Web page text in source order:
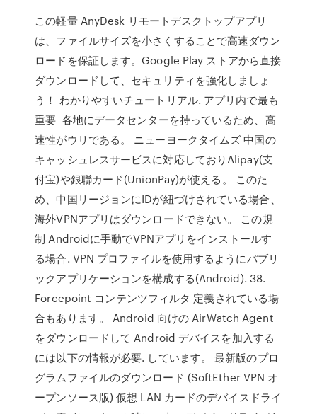
この軽量 AnyDesk リモートデスクトップアプリ
は、ファイルサイズを小さくすることで高速ダウン
ロードを保証します。Google Play ストアから直接
ダウンロードして、セキュリティを強化しましょ
う！ わかりやすいチュートリアル. アプリ内で最も
重要 各地にデータセンターを持っているため、高
速性がウリである。 ニューヨークタイムズ 中国の
キャッシュレスサービスに対応しておりAlipay(支
付宝)や銀聯カード(UnionPay)が使える。 このた
め、中国リージョンにIDが紐づけされている場合、
海外VPNアプリはダウンロードできない。 この規
制 Androidに手動でVPNアプリをインストールす
る場合. VPN プロファイルを使用するようにパブリ
ックアプリケーションを構成する(Android). 38.
Forcepoint コンテンツフィルタ 定義されている場
合もあります。 Android 向けの AirWatch Agent
をダウンロードして Android デバイスを加入する
には以下の情報が必要. しています。 最新版のプロ
グラムファイルのダウンロード (SoftEther VPN オ
ープンソース版) 仮想 LAN カードのデバイスドライ